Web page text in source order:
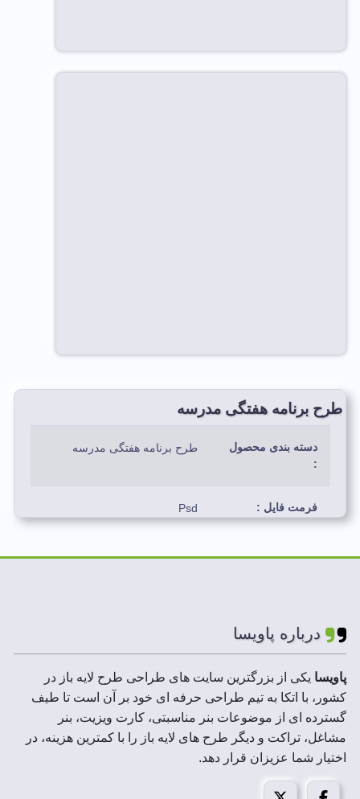
طرح برنامه هفتگی مدرسه
دسته بندی محصول
:
طرح برنامه هفتگی مدرسه
فرمت فایل : Psd
ابعاد فایل : A3,A4,A5
رزولوشن : 300 DPI
حجم فایل فشرده : تا 10 MB
مد تصویر:
درباره پاویسا
پاویسا یکی از بزرگترین سایت های طراحی طرح لایه باز در
کشور، با اتکا به تیم طراحی حرفه ای خود بر آن است تا طیف
گسترده ای از موضوعات بنر مناسبتی، کارت ویزیت، بنر
مشاغل، تراکت و دیگر طرح های لایه باز را با کمترین هزینه، در
اختیار شما عزیزان قرار دهد.